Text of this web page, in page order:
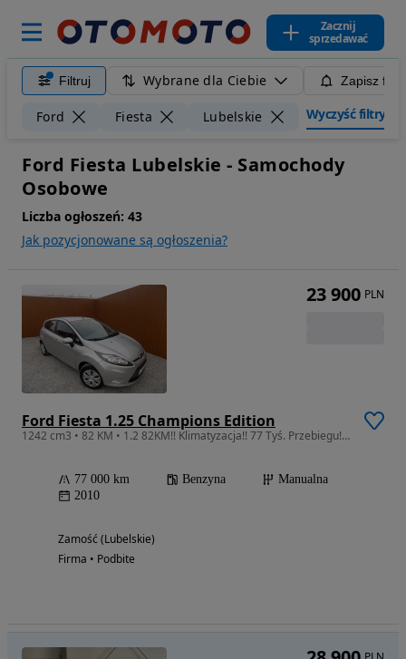
Zacznij
sprzedawać
Filtruj Wybrane dla Ciebie Zapisz
Ford Fiesta Lubelskie Wyczyść filtry
Ford Fiesta Lubelskie - Samochody
Osobowe
Liczba ogłoszeń: 43
Jak pozycjonowane są ogłoszenia?
Ford Fiesta 1.25 Champions Edition
1242 cm3 • 82 KM • 1.2 82KM!! Klimatyzacja!! 77 Tyś. Przebiegu! Super Stan!!
77 000 km Benzyna
Manualna
2010
Zamość (Lubelskie)
Firma • Podbite
23 900 PLN